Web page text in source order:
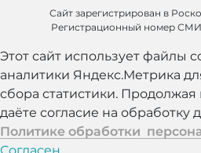
Сайт зарегистрирован в
Регистрационный номер
Этот сайт использует файлы
аналитики Яндекс.Метрика
сбора статистики. Продолжая
даёте согласие на
Политике обработки